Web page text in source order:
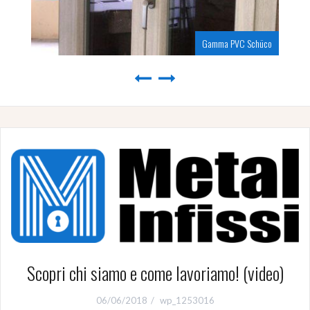
Gamma PVC Schüco
Scopri chi siamo e come lavoriamo! (video)
06/06/2018 wp_1253016